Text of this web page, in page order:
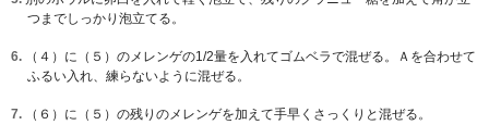
つまでしっかり泡立てる。
6.
（４）に（５）のメレンゲの1/2量を入れてゴムベラで混ぜる。Ａを合わせて
ふるい入れ、練らないように混ぜる。
7. （６）に（５）の残りのメレンゲを加えて手早くさっくりと混ぜる。